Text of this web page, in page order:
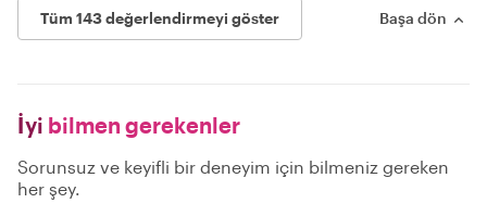
Tüm 143 değerlendirmeyi göster Başa dön
İyi bilmen gerekenler
Sorunsuz ve keyifli bir deneyim için bilmeniz gereken
her şey.